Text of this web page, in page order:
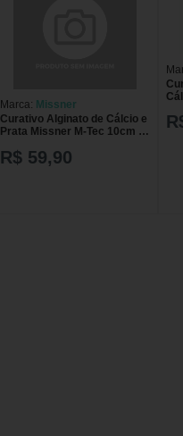
Marca: Missner
Curativo Alginato de Cálcio e
Prata Missner M-Tec 10cm x
CURAT ALGINATO DE
CALCIO E PRATA 10CMX10
R$ 59,90